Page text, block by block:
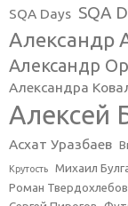
SQA Days SQA
Александр
Александр
Александра
Алексей
Асхат Уразбаев
Крутость Михаил
Роман Твердохлебов